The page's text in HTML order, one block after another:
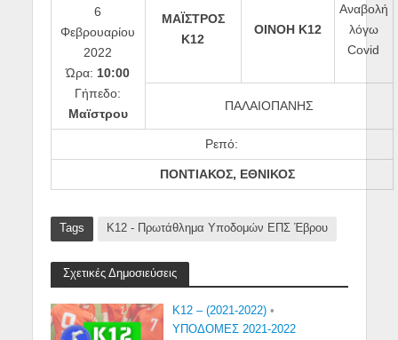
6
Φεβρουαρίου
2022
Ώρα: 10:00
Γήπεδο:
Μαϊστρου
ΜΑΪΣΤΡΟΣ
Κ12
ΟΙΝΟΗ Κ12
Αναβολή
λόγω
Covid
ΠΑΛΑΙΟΠΑΝΗΣ
Ρεπό:
ΠΟΝΤΙΑΚΟΣ, ΕΘΝΙΚΟΣ
Tags Κ12 - Πρωτάθλημα Υποδομών ΕΠΣ Έβρου
Σχετικές Δημοσιεύσεις
K12 – (2021-2022) •
ΥΠΟΔΟΜΕΣ 2021-2022